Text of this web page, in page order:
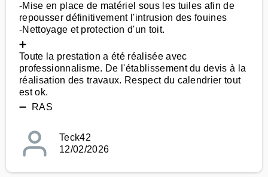
-Mise en place de matériel sous les tuiles afin de
repousser définitivement l'intrusion des fouines
-Nettoyage et protection d'un toit.
➕
Toute la prestation a été réalisée avec
professionnalisme. De l'établissement du devis à la
réalisation des travaux. Respect du calendrier tout
est ok.
➖ RAS
Teck42
12/02/2026